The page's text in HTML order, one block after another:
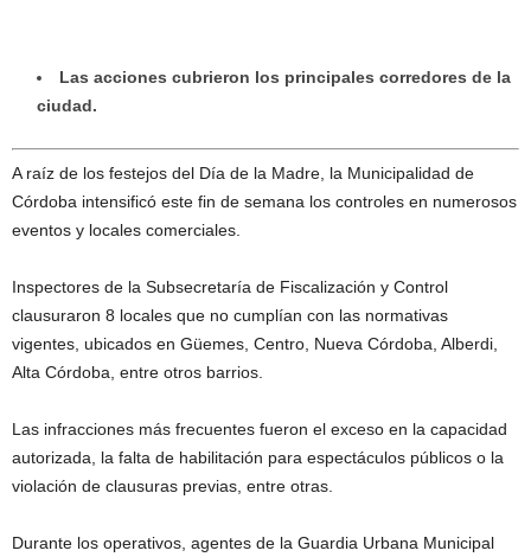
Las acciones cubrieron los principales corredores de la
ciudad.
A raíz de los festejos del Día de la Madre, la Municipalidad de
Córdoba intensificó este fin de semana los controles en numerosos
eventos y locales comerciales.
Inspectores de la Subsecretaría de Fiscalización y Control
clausuraron 8 locales que no cumplían con las normativas
vigentes, ubicados en Güemes, Centro, Nueva Córdoba, Alberdi,
Alta Córdoba, entre otros barrios.
Las infracciones más frecuentes fueron el exceso en la capacidad
autorizada, la falta de habilitación para espectáculos públicos o la
violación de clausuras previas, entre otras.
Durante los operativos, agentes de la Guardia Urbana Municipal